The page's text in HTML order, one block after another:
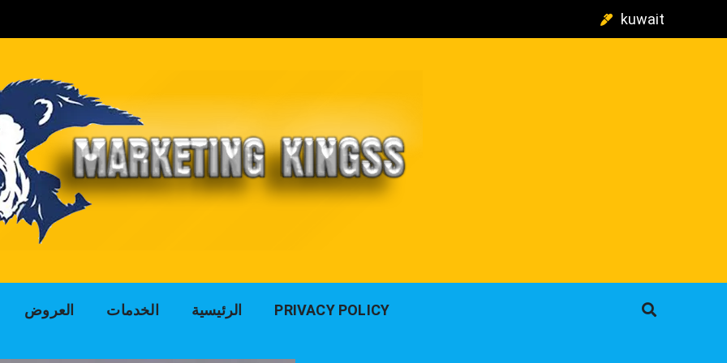
kuwait
ملوك التسويق العروض الخدمات الرئيسية PRIVACY POLICY